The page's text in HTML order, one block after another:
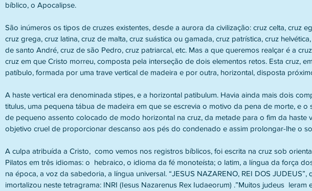
bíblico, o Apocalipse.
São inúmeros os tipos de cruzes existentes, desde a aurora da civilização: cruz celta, cruz
cruz grega, cruz latina, cruz de malta, cruz suástica ou gamada, cruz patrística, cruz
de santo André, cruz de são Pedro, cruz patriarcal, etc. Mas a que queremos realçar é a
cruz em que Cristo morreu, composta pela interseção de dois elementos retos. Esta cruz,
patíbulo, formada por uma trave vertical de madeira e por outra, horizontal, disposta
A haste vertical era denominada stipes, e a horizontal patibulum. Havia ainda mais dois
titulus, uma pequena tábua de madeira em que se escrevia o motivo da pena de morte, e o
de pequeno assento colocado de modo horizontal na cruz, da metade para o fim da haste
objetivo cruel de proporcionar descanso aos pés do condenado e assim prolongar-lhe o
A culpa atribuída a Cristo,  como vemos nos registros bíblicos, foi escrita na cruz sob
Pilatos em três idiomas: o  hebraico, o idioma da fé monoteísta; o latim, a língua da força
na época, a voz da sabedoria, a língua universal. “JESUS NAZARENO, REI DOS JUDEUS”,
imortalizou neste tetragrama: INRI (Iesus Nazarenus Rex Iudaeorum) .”Muitos judeus  leram